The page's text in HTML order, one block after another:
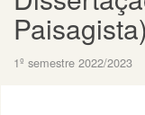
Paisagista)
1º semestre 2022/2023